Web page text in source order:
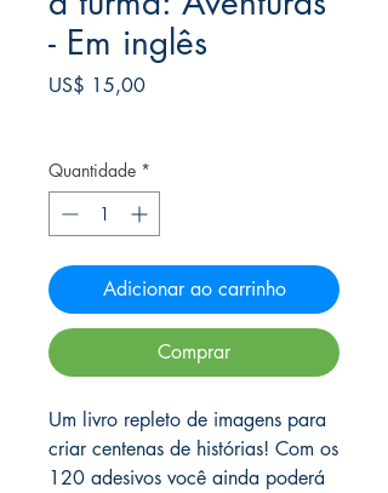
- Em inglês
US$ 15,00Preço
Quantidade *
Adicionar ao carrinho
Comprar
Um livro repleto de imagens para
criar centenas de histórias! Com os
120 adesivos você ainda poderá